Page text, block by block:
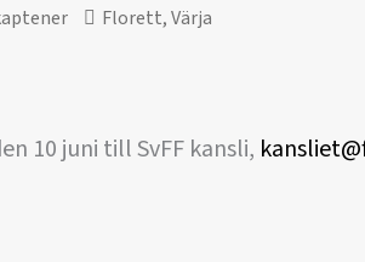
Florett,Värja
10 juni till SvFF kansli,